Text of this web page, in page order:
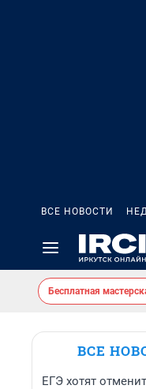
ВСЕ НОВОСТИ
Бесплатная
ВСЕ
ЕГЭ хотят